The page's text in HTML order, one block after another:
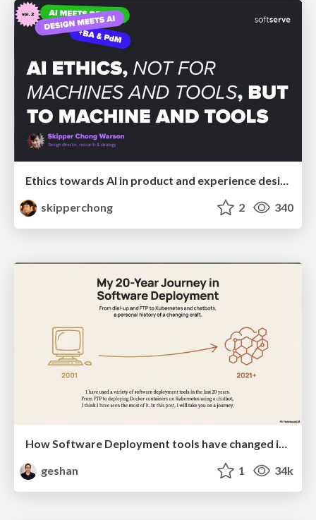
Ethics towards AI in product and experience design
skipperchong
2 340
How Software Deployment tools have changed in the past 20 years
geshan
1 34k